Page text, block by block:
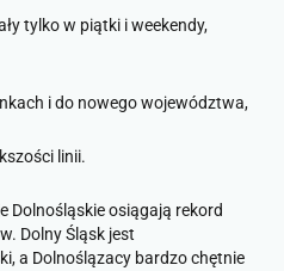
tylko w piątki i weekendy,
i do nowego województwa,
linii.
Dolnośląskie osiągają rekord
Dolny Śląsk jest
a Dolnoślązacy bardzo chętnie